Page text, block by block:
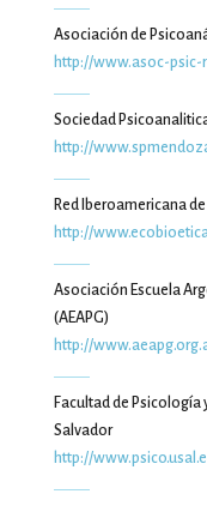
Asociación de
http://www.asoc-psic-
Sociedad
http://
Red Iberoamericana
http://
Asociación Escuela
(AEAPG)
http://
Facultad de Psicología
Salvador
http://